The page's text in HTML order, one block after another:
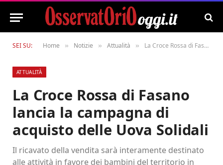
SEI SU: Home » Notizie » Attualità » La Croce Rossa di Fasano lancia la campagna di acquisto delle Uova Solidali
ATTUALITÀ
La Croce Rossa di Fasano
lancia la campagna di
acquisto delle Uova Solidali
Il ricavato della vendita sarà interamente destinato
alle attività in favore dei bambini del territorio in